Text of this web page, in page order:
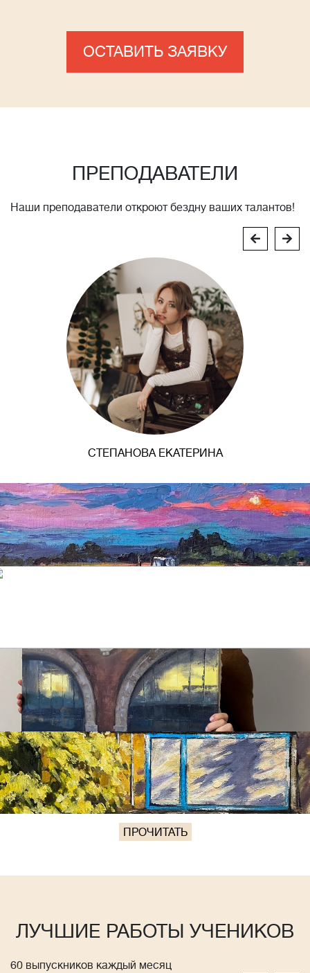
ОСТАВИТЬ ЗАЯВКУ
ПРЕПОДАВАТЕЛИ
Наши преподаватели откроют бездну ваших талантов!
СТЕПАНОВА ЕКАТЕРИНА
ПРОЧИТАТЬ
ЛУЧШИЕ РАБОТЫ УЧЕНИКОВ
60 выпускников каждый месяц